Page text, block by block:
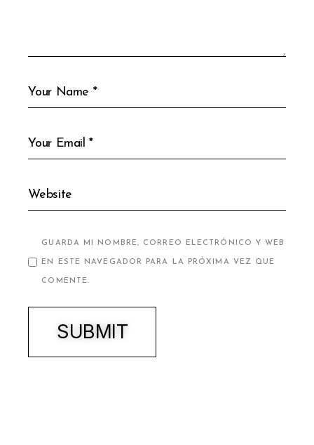
GUARDA MI NOMBRE, CORREO ELECTRÓNICO Y WEB
EN ESTE NAVEGADOR PARA LA PRÓXIMA VEZ QUE
COMENTE.
SUBMIT